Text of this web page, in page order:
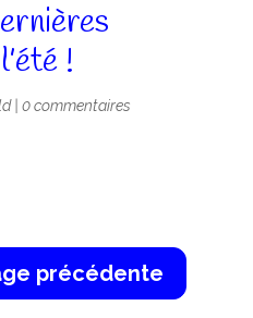
!
| 0 commentaires
précédente